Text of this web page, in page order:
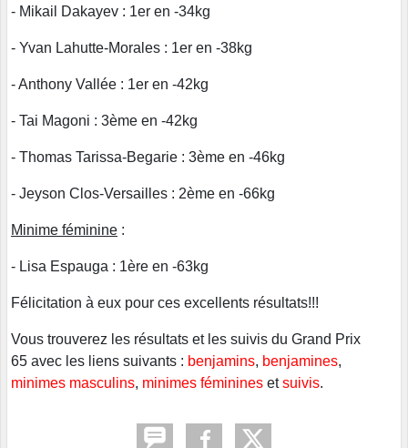
- Mikail Dakayev : 1er en -34kg
- Yvan Lahutte-Morales : 1er en -38kg
- Anthony Vallée : 1er en -42kg
- Tai Magoni : 3ème en -42kg
- Thomas Tarissa-Begarie : 3ème en -46kg
- Jeyson Clos-Versailles : 2ème en -66kg
Minime féminine :
- Lisa Espauga : 1ère en -63kg
Félicitation à eux pour ces excellents résultats!!!
Vous trouverez les résultats et les suivis du Grand Prix
65 avec les liens suivants : benjamins, benjamines,
minimes masculins, minimes féminines etsuivis.